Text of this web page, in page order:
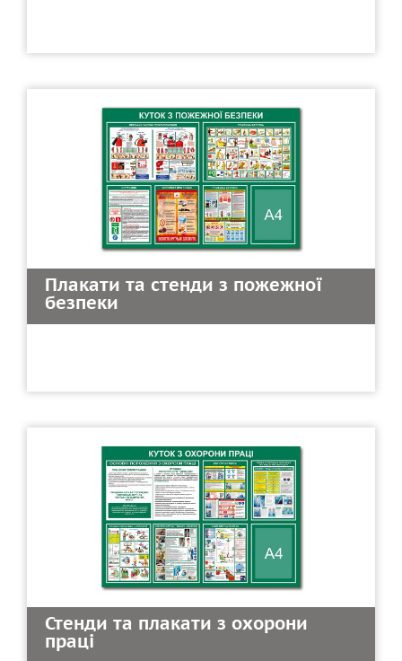
Плакати та стенди з пожежної
безпеки
Стенди та плакати з охорони
праці